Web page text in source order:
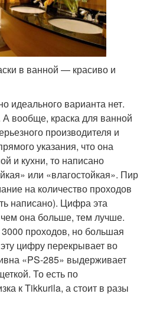
в ванной — красиво и
идеального варианта нет.
вообще, краска для ванной
производителя и
указания, что она
и кухни, то написано
или «влагостойкая». Пир
на количество проходов
написано). Цифра эта
она больше, тем лучше.
проходов, но большая
цифру перекрывает во
«PS-285» выдерживает
То есть по
к Tikkurila, а стоит в разы